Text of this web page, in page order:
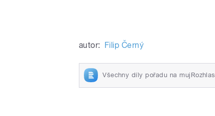
autor: Filip Černý
Všechny díly pořadu na mujRozhlas